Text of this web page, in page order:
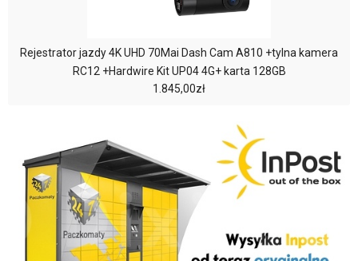
Rejestrator jazdy 4K UHD 70Mai Dash Cam A810 +tylna kamera
RC12 +Hardwire Kit UP04 4G+ karta 128GB
1.845,00zł